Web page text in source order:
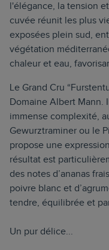
l'élégance, la tension
cuvée réunit les plus
exposées plein sud,
végétation
chaleur et eau,
Le Grand Cru
Domaine Albert Mann.
immense complexité,
Gewurztraminer ou le
propose une
résultat est
des notes d’ananas
poivre blanc et
tendre, équilibrée et
Un pur délice...